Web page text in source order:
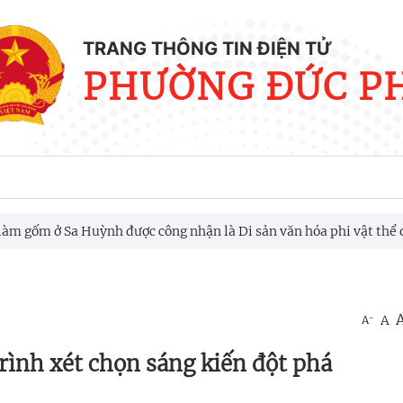
TRANG THÔNG TIN ĐIỆN TỬ
PHƯỜNG ĐỨC
Huỳnh được công nhận là Di sản văn hóa phi vật thể quốc gia
A- A
xét chọn sáng kiến đột phá